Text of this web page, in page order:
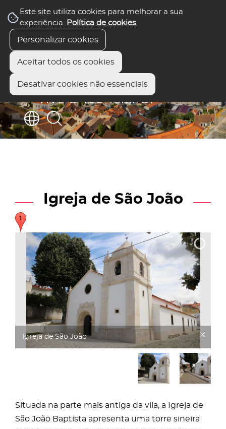
Este site utiliza cookies para melhorar a sua
experiência. Política de cookies.
Personalizar cookies
Aceitar todos os cookies
Desativar cookies não essenciais
Igreja de São João
Igreja de São João
Situada na parte mais antiga da vila, a Igreja de
São João Baptista apresenta uma torre sineira